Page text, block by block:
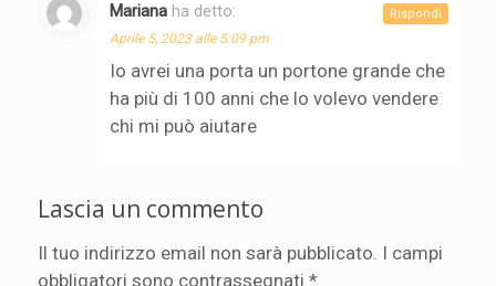
Mariana ha detto:
Aprile 5, 2023 alle 5:09 pm
Io avrei una porta un portone grande che
ha più di 100 anni che lo volevo vendere
chi mi può aiutare
Rispondi
Lascia un commento
Il tuo indirizzo email non sarà pubblicato. I campi
obbligatori sono contrassegnati *